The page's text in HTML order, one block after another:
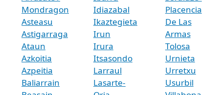
Mondragon
Asteasu
Astigarraga
Ataun
Azkoitia
Azpeitia
Baliarrain
Idiazabal
Ikaztegieta
Irun
Irura
Itsasondo
Larraul
Lasarte-
Placencia
De Las
Armas
Tolosa
Urnieta
Urretxu
Usurbil